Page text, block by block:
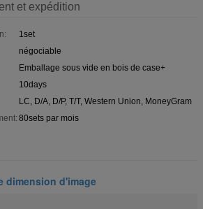
et expédition
1set
négociable
Emballage sous vide en bois de case+
10days
LC, D/A, D/P, T/T, Western Union, MoneyGram
80sets par mois
dimension d'image